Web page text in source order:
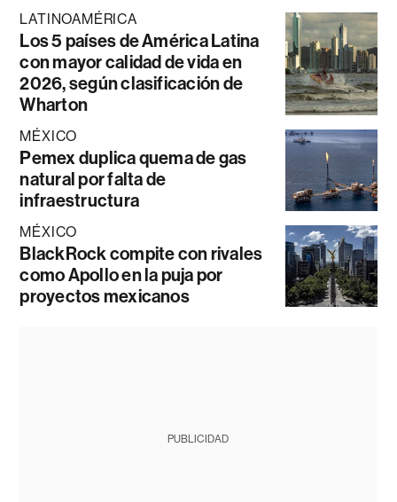
LATINOAMÉRICA
Los 5 países de América Latina
con mayor calidad de vida en
2026, según clasificación de
Wharton
MÉXICO
Pemex duplica quema de gas
natural por falta de
infraestructura
MÉXICO
BlackRock compite con rivales
como Apollo en la puja por
proyectos mexicanos
PUBLICIDAD